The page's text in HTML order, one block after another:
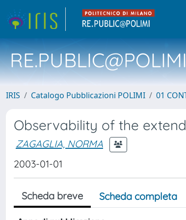
IRIS Catalogo Pubblicazioni POLIMI 01
Observability of the
ZAGAGLIA, NORMA
2003-01-01
Scheda breve Scheda completa